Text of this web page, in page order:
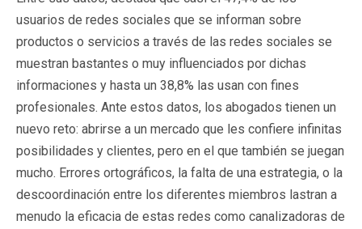
usuarios de redes sociales que se informan sobre
productos o servicios a través de las redes sociales se
muestran bastantes o muy influenciados por dichas
informaciones y hasta un 38,8% las usan con fines
profesionales. Ante estos datos, los abogados tienen un
nuevo reto: abrirse a un mercado que les confiere infinitas
posibilidades y clientes, pero en el que también se juegan
mucho. Errores ortográficos, la falta de una estrategia, o la
descoordinación entre los diferentes miembros lastran a
menudo la eficacia de estas redes como canalizadoras de